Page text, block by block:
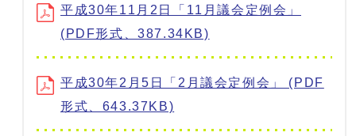
平成30年11月2日「11月議会定例会」
(PDF形式、387.34KB)
平成30年2月5日「2月議会定例会」 (PDF
形式、643.37KB)